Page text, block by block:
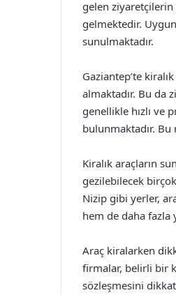
gelen
gelmektedir.
sunulmaktadır.
Gaziantep’te
almaktadır. Bu da
genellikle hızlı ve
bulunmaktadır. Bu
Kiralık araçların
gezilebilecek
Nizip gibi yerler,
hem de daha fazla
Araç kiralarken
firmalar, belirli bir
sözleşmesini